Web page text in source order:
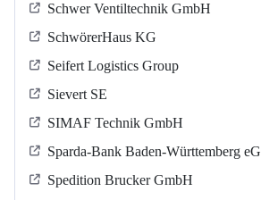
Schwer Ventiltechnik GmbH
SchwörerHaus KG
Seifert Logistics Group
Sievert SE
SIMAF Technik GmbH
Sparda-Bank Baden-Württemberg eG
Spedition Brucker GmbH